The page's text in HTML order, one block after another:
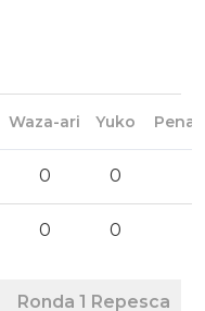
Waza-ari Yuko
0 0
0 0
Ronda 1 Repesca